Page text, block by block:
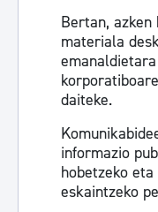
Bertan, azken
materiala
daiteke.
informazio
hobetzeko
eskaintzeko